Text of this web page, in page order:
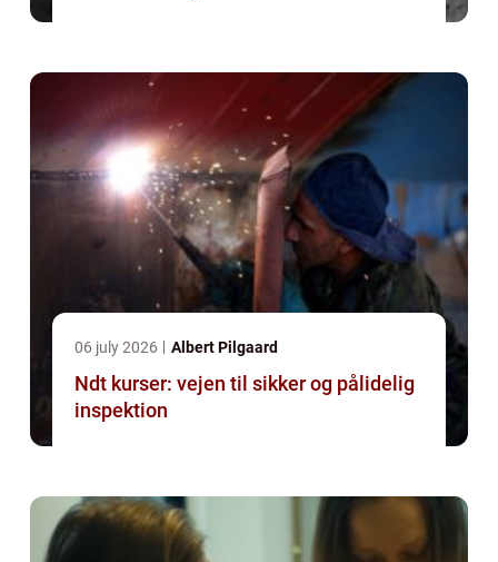
06 july 2026 Albert Pilgaard
Ndt kurser: vejen til sikker og pålidelig
inspektion